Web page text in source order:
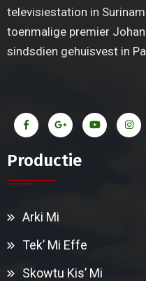
televisiestation in
toenmalige premier
sindsdien gehuisvest in
Productie
Arki Mi
Tek’ Mi Effe
Skowtu Kis’ Mi